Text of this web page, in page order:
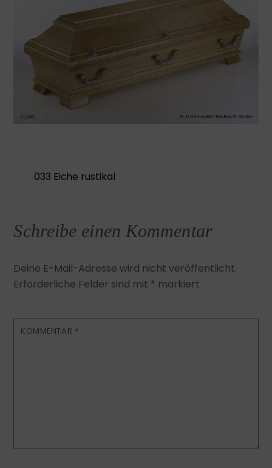
033 Eiche rustikal
Schreibe einen Kommentar
Deine E-Mail-Adresse wird nicht veröffentlicht.
Erforderliche Felder sind mit * markiert
KOMMENTAR *